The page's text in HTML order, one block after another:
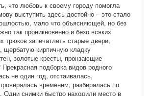
что любовь к своему городу помогла
выступить здесь достойно – это стало
мало что объясняющей, но без
так проникновенно и безо всяких
трюков запечатлеть старые двери,
щербатую кирпичную кладку
золотые кресты, пронзающие
подборка видов родного
не один год, отстаивалась,
временем, разбиралась по
Одни снимки быстро находили место в